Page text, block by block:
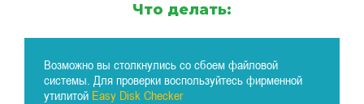
Что делать:
Возможно вы столкнулись со сбоем файловой
системы. Для проверки воспользуйтесь фирменной
утилитой Easy Disk Checker